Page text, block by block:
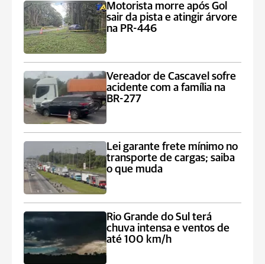
Motorista morre após Gol
sair da pista e atingir árvore
na PR-446
Vereador de Cascavel sofre
acidente com a família na
BR-277
Lei garante frete mínimo no
transporte de cargas; saiba
o que muda
Rio Grande do Sul terá
chuva intensa e ventos de
até 100 km/h